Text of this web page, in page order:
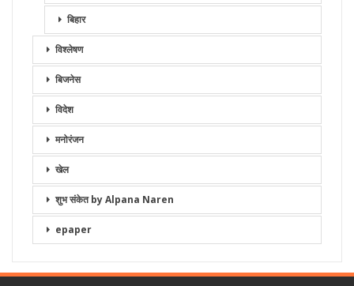
बिहार
विश्लेषण
बिजनेस
विदेश
मनोरंजन
खेल
शुभ संकेत by Alpana Naren
epaper